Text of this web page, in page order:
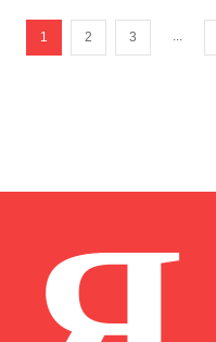
1 2 3 ...